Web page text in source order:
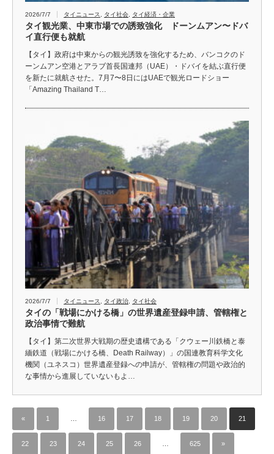
2026/7/7 タイニュース タイ社会 タイ経済・企業
タイ観光業、中東市場での誘致強化 ドーンムアン〜ドバ
イ直行便も就航
【タイ】政府は中東からの観光誘致を強化するため、バンコクのド
ーンムアン空港とアラブ首長国連邦（UAE）・ドバイを結ぶ直行便
を新たに就航させた。7月7〜8日にはUAEで観光ロードショー
「Amazing Thailand T…
2026/7/7 タイニュース タイ政治 タイ社会
タイの「戦場にかける橋」の世界遺産登録申請、管轄権と
政治事情で難航
【タイ】第二次世界大戦期の歴史遺構である「クウェー川鉄橋と泰
緬鉄道（戦場にかける橋、Death Railway）」の国連教育科学文化
機関（ユネスコ）世界遺産登録への申請が、管轄権の問題や政治的
な事情から進展していないもよ…
« 1 16 17 18 19 20 21
22 23 24 25 26 625 »